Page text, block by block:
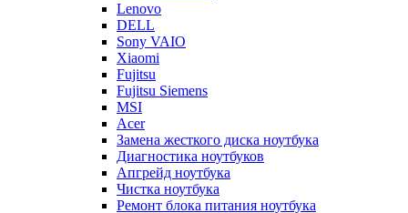
Lenovo
DELL
Sony VAIO
Xiaomi
Fujitsu
Fujitsu Siemens
MSI
Acer
Замена жесткого диска ноутбука
Диагностика ноутбуков
Апгрейд ноутбука
Чистка ноутбука
Ремонт блока питания ноутбука